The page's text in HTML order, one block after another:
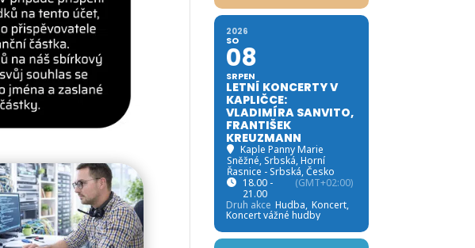
2026
SO
08
SRPEN
LETNÍ KONCERTY V
KAPLIČCE:
VLADIMÍRA SANVITO,
FRANTIŠEK
KREUZMANN
Kaple Panny Marie
Sněžné, Srbská, Horní
Řasnice - Srbská, Česko
18.00 -
21.00
(GMT+02:00)
Druh akce Hudba, Koncert,
Koncert vážné hudby